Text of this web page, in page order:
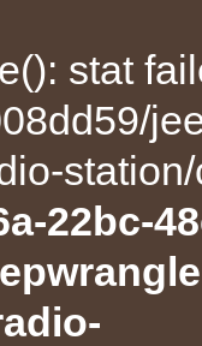
stat
22bc-